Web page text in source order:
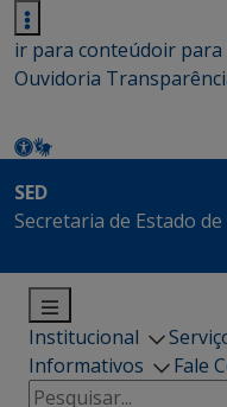
ir para conteúdoir para
Ouvidoria
SED
Secretaria de Estado de
Institucional
Informativos
Fale
Pesquisar